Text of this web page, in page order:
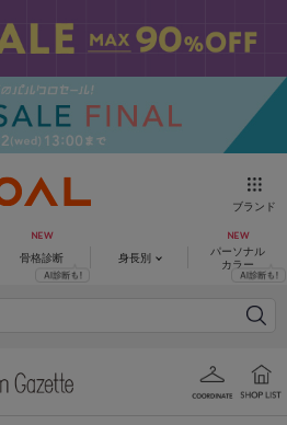
ブランド
骨格診断 身長別
パーソナル
カラー